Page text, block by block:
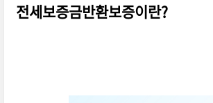
전세보증금반환보증이란?